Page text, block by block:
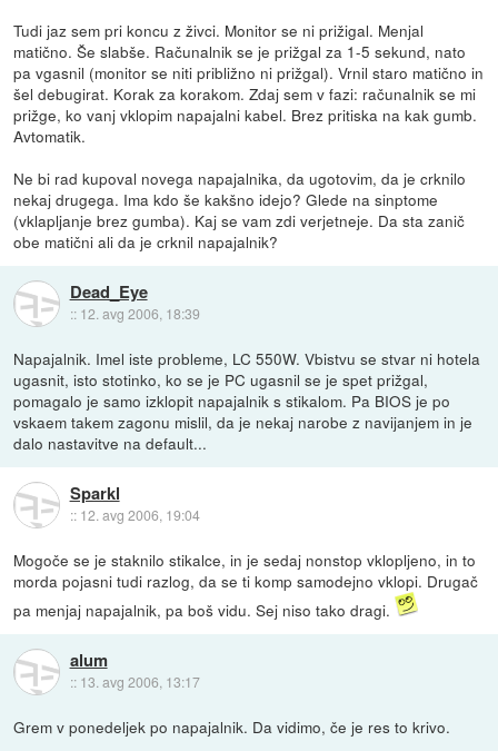
Tudi jaz sem pri koncu z živci. Monitor se ni prižigal. Menjal
matično. Še slabše. Računalnik se je prižgal za 1-5 sekund, nato
pa vgasnil (monitor se niti približno ni prižgal). Vrnil staro matično in
šel debugirat. Korak za korakom. Zdaj sem v fazi: računalnik se mi
prižge, ko vanj vklopim napajalni kabel. Brez pritiska na kak gumb.
Avtomatik.
Ne bi rad kupoval novega napajalnika, da ugotovim, da je crknilo
nekaj drugega. Ima kdo še kakšno idejo? Glede na sinptome
(vklapljanje brez gumba). Kaj se vam zdi verjetneje. Da sta zanič
obe matični ali da je crknil napajalnik?
Dead_Eye
:: 12. avg 2006, 18:39
Napajalnik. Imel iste probleme, LC 550W. Vbistvu se stvar ni hotela
ugasnit, isto stotinko, ko se je PC ugasnil se je spet prižgal,
pomagalo je samo izklopit napajalnik s stikalom. Pa BIOS je po
vskaem takem zagonu mislil, da je nekaj narobe z navijanjem in je
dalo nastavitve na default...
Sparkl
:: 12. avg 2006, 19:04
Mogoče se je staknilo stikalce, in je sedaj nonstop vklopljeno, in to
morda pojasni tudi razlog, da se ti komp samodejno vklopi. Drugač
pa menjaj napajalnik, pa boš vidu. Sej niso tako dragi.
alum
:: 13. avg 2006, 13:17
Grem v ponedeljek po napajalnik. Da vidimo, če je res to krivo.